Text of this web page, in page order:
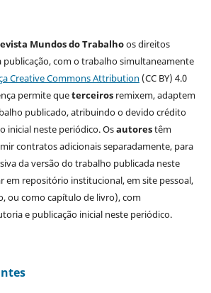
Mundos do Trabalhoos direitos
publicação, com o trabalho simultaneamente
Creative Commons Attribution (CC BY) 4.0
permite queterceirosremixem, adaptem
publicado, atribuindo o devido crédito
inicial neste periódico. Osautorestêm
contratos adicionais separadamente, para
da versão do trabalho publicada neste
em repositório institucional, em site pessoal,
ou como capítulo de livro), com
e publicação inicial neste periódico.